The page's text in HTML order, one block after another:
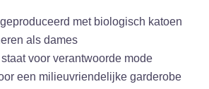
met biologisch katoen
als dames
voor verantwoorde mode
een milieuvriendelijke garderobe